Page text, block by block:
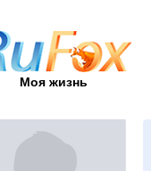
Моя жизнь